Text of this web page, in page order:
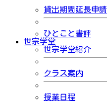
貸出期間延長申請
ひとこと書評
世宗学堂
世宗学堂紹介
クラス案内
授業日程